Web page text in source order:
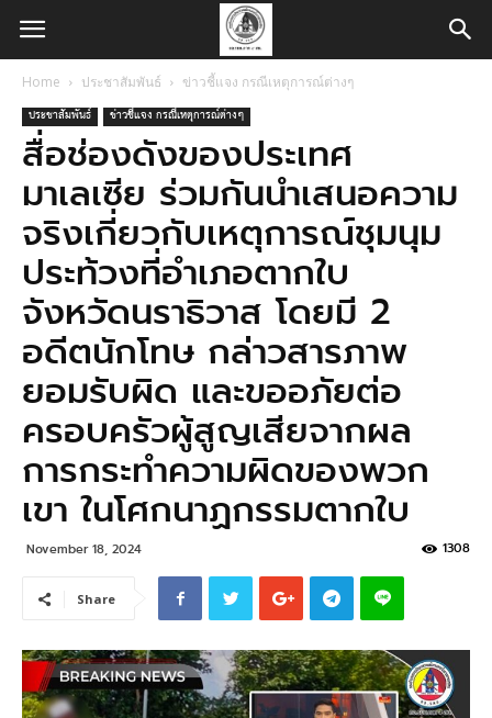
Home ประชาสัมพันธ์ ข่าวชี้แจง กรณีเหตุการณ์ต่างๆ
ประชาสัมพันธ์ ข่าวชี้แจง กรณีเหตุการณ์ต่างๆ
สื่อช่องดังของประเทศ
มาเลเซีย ร่วมกันนำเสนอความ
จริงเกี่ยวกับเหตุการณ์ชุมนุม
ประท้วงที่อำเภอตากใบ
จังหวัดนราธิวาส โดยมี 2
อดีตนักโทษ กล่าวสารภาพ
ยอมรับผิด และขออภัยต่อ
ครอบครัวผู้สูญเสียจากผล
การกระทำความผิดของพวก
เขา ในโศกนาฏกรรมตากใบ
November 18, 2024 1308
Share